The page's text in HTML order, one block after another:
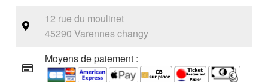
12 rue du moulinet
45290 Varennes changy
Moyens de paiement :